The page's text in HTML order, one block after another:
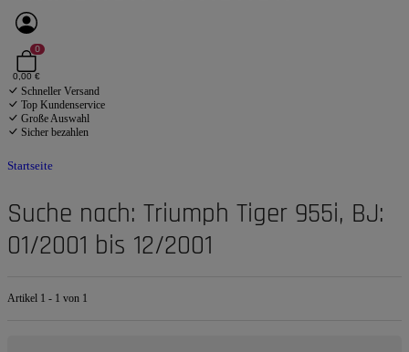
0
0,00 €
Schneller Versand
Top Kundenservice
Große Auswahl
Sicher bezahlen
Startseite
Suche nach: Triumph Tiger 955i, BJ:
01/2001 bis 12/2001
Artikel 1 - 1 von 1